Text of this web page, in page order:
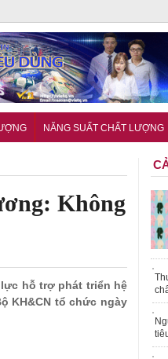
NĂNG SUẤT CHẤT LƯỢNG
Không
hỗ trợ phát triển hệ
KH&CN tổ chức ngày